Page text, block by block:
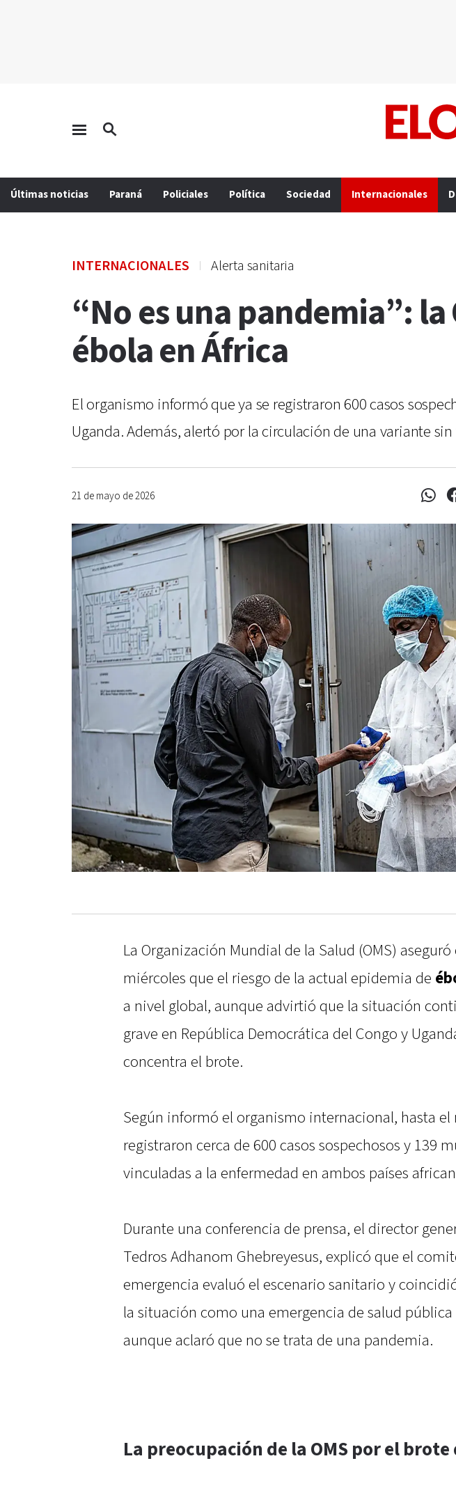
Últimas noticias Paraná Policiales Política Sociedad Internacionales
INTERNACIONALES Alerta sanitaria
“No es una pandemia”:
ébola en África
El organismo informó que ya se registraron 600 casos
Uganda. Además, alertó por la circulación de una variante
21 de mayo de 2026
La Organización Mundial de la Salud (OMS) aseguró
miércoles que el riesgo de la actual epidemia de
a nivel global, aunque advirtió que la situación
grave en República Democrática del Congo y
concentra el brote.
Según informó el organismo internacional, hasta
registraron cerca de 600 casos sospechosos y 139
vinculadas a la enfermedad en ambos países
Durante una conferencia de prensa, el director
Tedros Adhanom Ghebreyesus, explicó que el
emergencia evaluó el escenario sanitario y
la situación como una emergencia de salud
aunque aclaró que no se trata de una pandemia.
La preocupación de la OMS por el brote